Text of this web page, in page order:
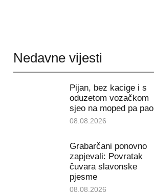
Nedavne vijesti
Pijan, bez kacige i s
oduzetom vozačkom
sjeo na moped pa pao
08.08.2026
Grabarčani ponovno
zapjevali: Povratak
čuvara slavonske
pjesme
08.08.2026